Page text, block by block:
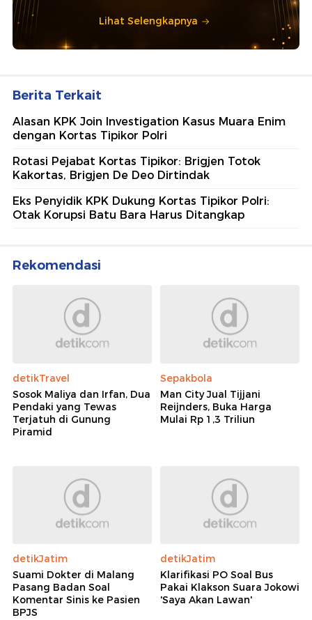
Lihat Selengkapnya
Berita Terkait
Alasan KPK Join Investigation Kasus Muara Enim
dengan Kortas Tipikor Polri
Rotasi Pejabat Kortas Tipikor: Brigjen Totok
Kakortas, Brigjen De Deo Dirtindak
Eks Penyidik KPK Dukung Kortas Tipikor Polri:
Otak Korupsi Batu Bara Harus Ditangkap
Rekomendasi
detikTravel
Sosok Maliya dan Irfan, Dua
Pendaki yang Tewas
Terjatuh di Gunung
Piramid
Sepakbola
Man City Jual Tijjani
Reijnders, Buka Harga
Mulai Rp 1,3 Triliun
detikJatim
Suami Dokter di Malang
Pasang Badan Soal
Komentar Sinis ke Pasien
BPJS
detikJatim
Klarifikasi PO Soal Bus
Pakai Klakson Suara Jokowi
'Saya Akan Lawan'